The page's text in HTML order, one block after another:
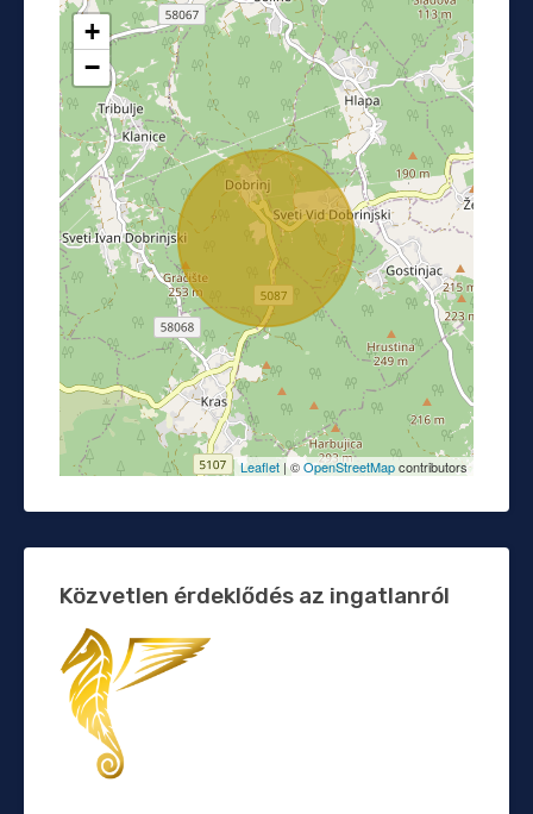
+
−
Leaflet | ©OpenStreetMapcontributors
Közvetlen érdeklődés az ingatlanról